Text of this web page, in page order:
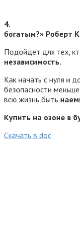
4.
богатым?» Роберт
Подойдет для тех,
независимость.
Как начать с нуля и
безопасности
всю жизнь быть
Купить на озоне в
Cкачать в doc